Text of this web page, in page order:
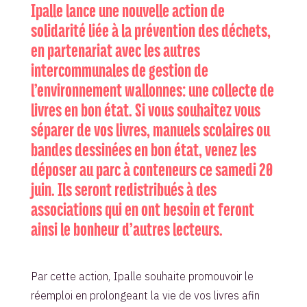
Ipalle lance une nouvelle action de
solidarité liée à la prévention des déchets,
en partenariat avec les autres
intercommunales de gestion de
l’environnement wallonnes: une collecte de
livres en bon état. Si vous souhaitez vous
séparer de vos livres, manuels scolaires ou
bandes dessinées en bon état, venez les
déposer au parc à conteneurs ce samedi 20
juin. Ils seront redistribués à des
associations qui en ont besoin et feront
ainsi le bonheur d’autres lecteurs.
Par cette action, Ipalle souhaite promouvoir le
réemploi en prolongeant la vie de vos livres afin